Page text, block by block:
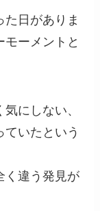
日がありま
モーメントと
にしない、
いたという
く違う発見が